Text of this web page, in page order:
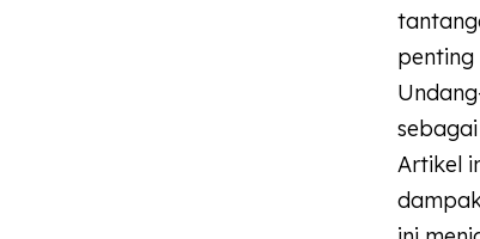
penting
Artikel